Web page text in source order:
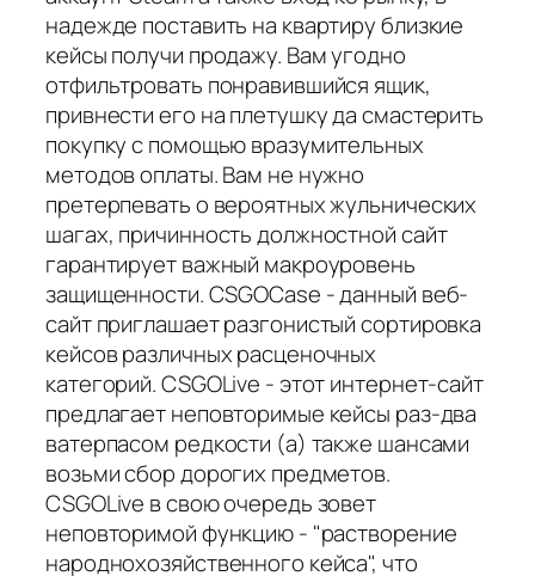
надежде поставить на квартиру близкие
кейсы получи продажу. Вам угодно
отфильтровать понравившийся ящик,
привнести его на плетушку да смастерить
покупку с помощью вразумительных
методов оплаты. Вам не нужно
претерпевать о вероятных жульнических
шагах, причинность должностной сайт
гарантирует важный макроуровень
защищенности. CSGOCase - данный веб-
сайт приглашает разгонистый сортировка
кейсов различных расценочных
категорий. CSGOLive - этот интернет-сайт
предлагает неповторимые кейсы раз-два
ватерпасом редкости (а) также шансами
возьми сбор дорогих предметов.
CSGOLive в свою очередь зовет
неповторимой функцию - "растворение
народнохозяйственного кейса", что